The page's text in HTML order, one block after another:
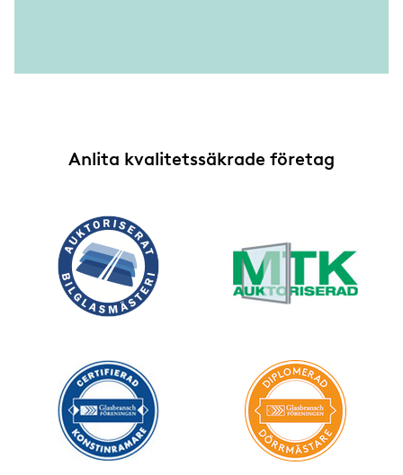
Anlita kvalitetssäkrade företag